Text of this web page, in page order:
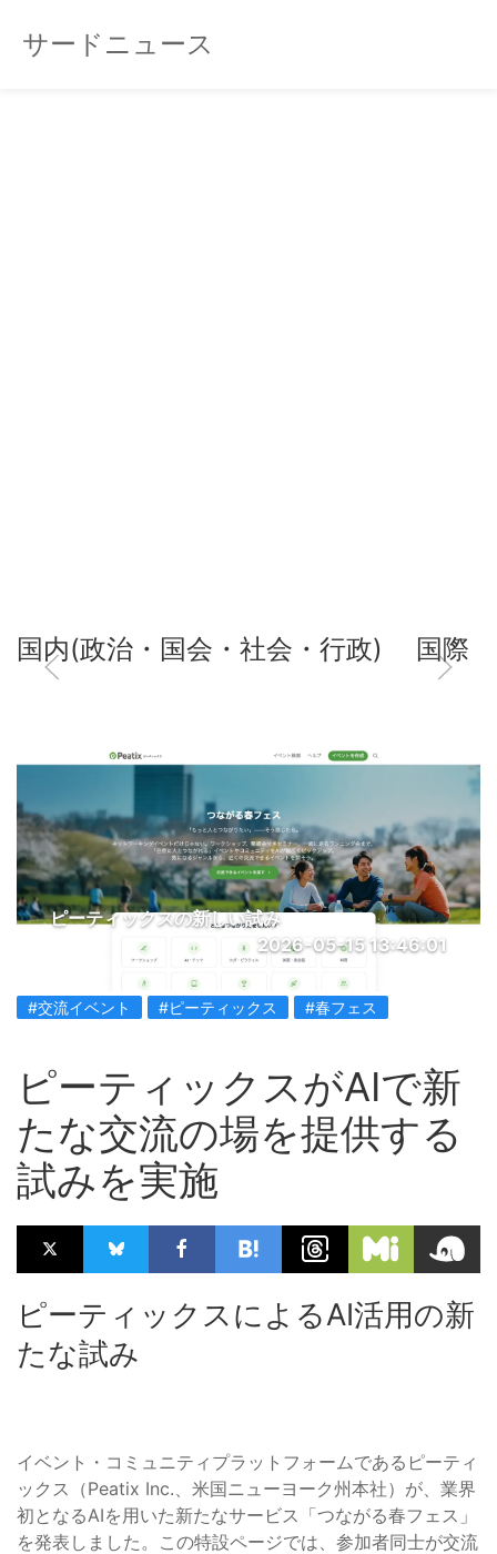
サードニュース
国内(政治・国会・社会・行政) 国際
ピーティックスの新しい試み
2026-05-15 13:46:01
#交流イベント #ピーティックス #春フェス
ピーティックスがAIで新
たな交流の場を提供する
試みを実施
ピーティックスによるAI活用の新
たな試み
イベント・コミュニティプラットフォームであるピーティ
ックス（Peatix Inc.、米国ニューヨーク州本社）が、業界
初となるAIを用いた新たなサービス「つながる春フェス」
を発表しました。この特設ページでは、参加者同士が交流